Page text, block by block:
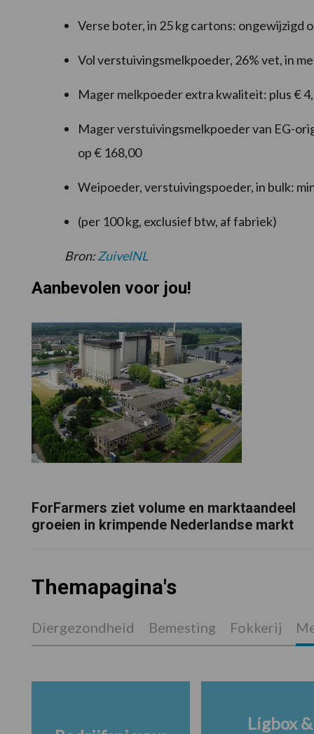
Verse boter, in 25 kg cartons: ongewijzigd
Vol verstuivingsmelkpoeder, 26% vet, in
Mager melkpoeder extra kwaliteit: plus €
Mager verstuivingsmelkpoeder van EG-
op € 168,00
Weipoeder, verstuivingspoeder, in bulk:
(per 100 kg, exclusief btw, af fabriek)
Bron:ZuivelNL
Aanbevolen voor jou!
ForFarmers ziet volume en marktaandeel
groeien in krimpende Nederlandse markt
Themapagina's
Diergezondheid Bemesting Fokkerij
Ligbox &